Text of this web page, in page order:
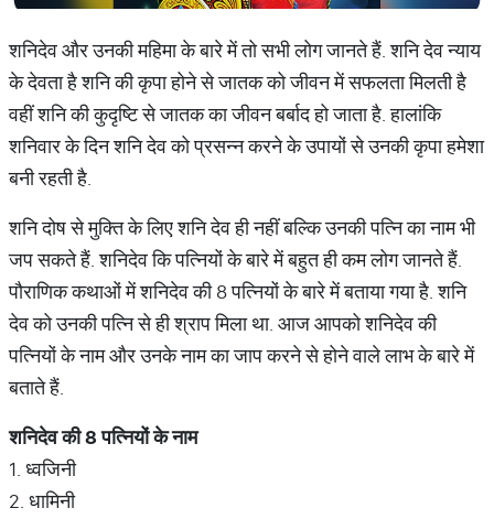
शनिदेव और उनकी महिमा के बारे में तो सभी लोग जानते हैं. शनि देव न्याय
के देवता है शनि की कृपा होने से जातक को जीवन में सफलता मिलती है
वहीं शनि की कुदृष्टि से जातक का जीवन बर्बाद हो जाता है. हालांकि
शनिवार के दिन शनि देव को प्रसन्न करने के उपायों से उनकी कृपा हमेशा
बनी रहती है.
शनि दोष से मुक्ति के लिए शनि देव ही नहीं बल्कि उनकी पत्नि का नाम भी
जप सकते हैं. शनिदेव कि पत्नियों के बारे में बहुत ही कम लोग जानते हैं.
पौराणिक कथाओं में शनिदेव की 8 पत्नियों के बारे में बताया गया है. शनि
देव को उनकी पत्नि से ही श्राप मिला था. आज आपको शनिदेव की
पत्नियों के नाम और उनके नाम का जाप करने से होने वाले लाभ के बारे में
बताते हैं.
शनिदेवकी8पत्नियोंकेनाम
1. ध्वजिनी
2. धामिनी